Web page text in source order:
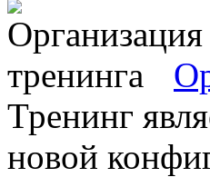
Тренинг
новой